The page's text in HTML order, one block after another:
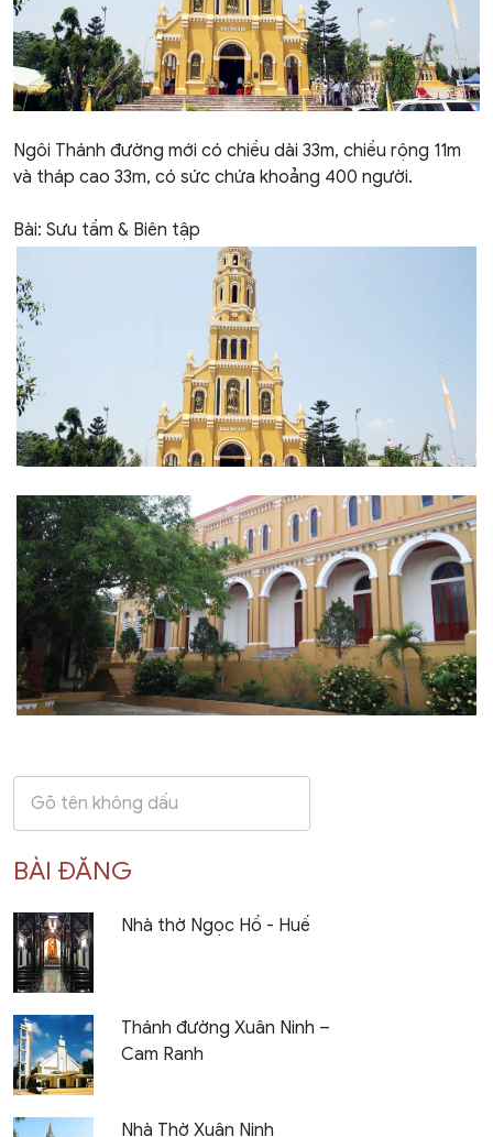
Ngôi Thánh đường mới có chiều dài 33m, chiều rộng 11m
và tháp cao 33m, có sức chứa khoảng 400 người.
Bài: Sưu tầm & Biên tập
BÀI ĐĂNG
Nhà thờ Ngọc Hồ - Huế
Thánh đường Xuân Ninh –
Cam Ranh
Nhà Thờ Xuân Ninh